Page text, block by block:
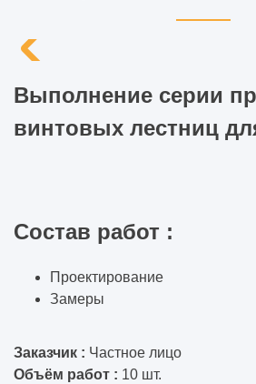
Выполнение серии
винтовых лестниц
Состав работ :
Проектирование
Замеры
Заказчик : Частное лицо
Объём работ : 10 шт.